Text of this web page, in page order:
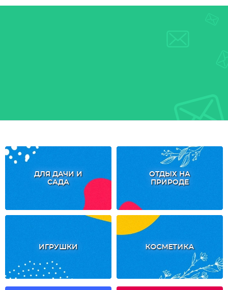
ДЛЯ ДАЧИ И
САДА
ОТДЫХ НА
ПРИРОДЕ
ИГРУШКИ КОСМЕТИКА